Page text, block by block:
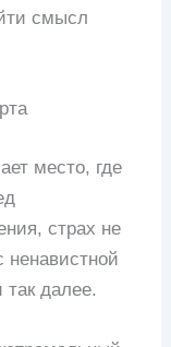
смысл
место, где
страх не
ненавистной
далее.